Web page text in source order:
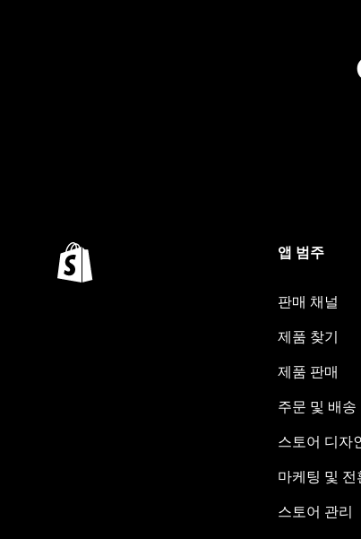
앱 범주
판매 채널
제품 찾기
제품 판매
주문 및 배송
스토어 디자
마케팅 및 전
스토어 관리